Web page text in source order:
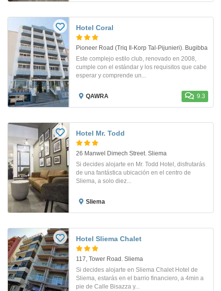
Hotel Coral
Pioneer Road (Triq Il-Korp Tal-Pijunieri). Bugibba
Este complejo estilo club, renovado en 2008,
cumple con el estándar y los requisitos que cabe
esperar y comprende un...
QAWRA 9.3
Hotel Mr. Todd
26 Manwel Dimech Street. Sliema
Si decides alojarte en Mr. Todd Hotel, disfrutarás
de una fantástica ubicación en el centro de
Sliema, a solo diez...
Sliema
Hotel Sliema Chalet
117, Tower Road. Sliema
Si decides alojarte en Sliema Chalet Hotel de
Sliema, estarás en el barrio financiero, a 4min a
pie de Calle Bisazza y...